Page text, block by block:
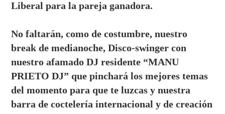
Liberal para la pareja ganadora.
No faltarán, como de costumbre, nuestro
break de medianoche, Disco-swinger con
nuestro afamado DJ residente “MANU
PRIETO DJ” que pinchará los mejores temas
del momento para que te luzcas y nuestra
barra de coctelería internacional y de creación